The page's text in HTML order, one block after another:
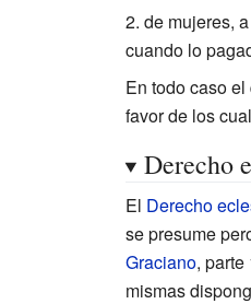
de mujeres,
cuando lo
En todo caso
favor de los
Derecho
El Derecho
se presume
Graciano, parte
mismas